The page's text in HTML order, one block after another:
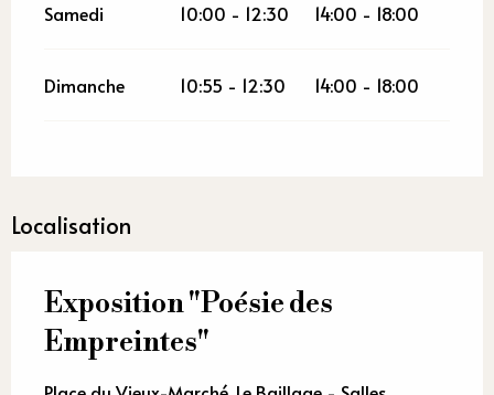
Samedi 10:00 - 12:30 14:00 - 18:00
Dimanche 10:55 - 12:30 14:00 - 18:00
Localisation
Exposition "Poésie des
Empreintes"